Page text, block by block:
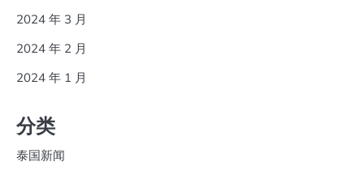
2024 年 3 月
2024 年 2 月
2024 年 1 月
分类
泰国新闻